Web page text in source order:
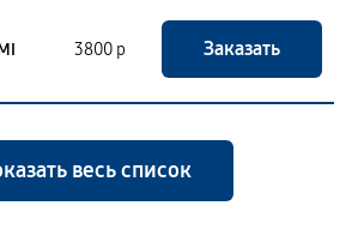
3800 р Заказать
весь список